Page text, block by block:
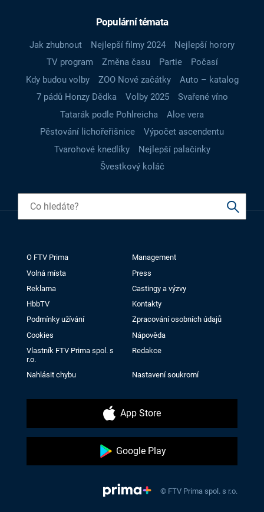
Populární témata
Jak zhubnout Nejlepší filmy 2024
Nejlepší horory
TV program
Změna času Partie
Počasí
Kdy budou volby
ZOO Nové začátky
Auto – katalog
7 pádů Honzy Dědka
Volby 2025
Svařené víno
Tatarák podle Pohlreicha
Aloe vera
Pěstování lichořeřišnice
Výpočet ascendentu
Tvarohové knedlíky
Nejlepší palačinky
Švestkový koláč
O FTV Prima
Management
Volná místa
Press
Reklama
Castingy a výzvy
HbbTV
Kontakty
Podmínky užívání
Zpracování osobních údajů
Cookies
Nápověda
Vlastník FTV Prima spol. s
r.o.
Redakce
Nahlásit chybu Nastavení soukromí
App Store
Google Play
© FTV Prima spol. s r.o.